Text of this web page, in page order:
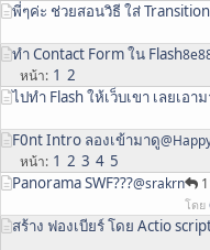
พี่ๆค่ะ ช่วยสอนวิธี ใส่
ทำ Contact Form ใน Flash
หน้า 1 2
ไปทำ Flash ให้เว็บเขา เลยเอา
F0nt Intro ลองเข้ามาดู
หน้า 1 2 3 4 5
Panorama SWF???@srakrn
โดย
สร้าง ฟองเบียร์ โดย Actio